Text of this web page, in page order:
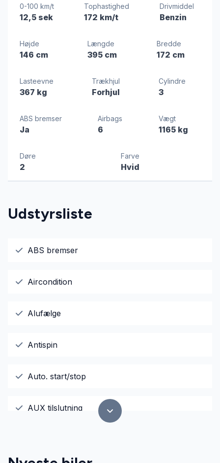
0-100 km/t
12,5 sek
Tophastighed
172 km/t
Drivmiddel
Benzin
Højde
146 cm
Længde
395 cm
Bredde
172 cm
Lasteevne
367 kg
Trækhjul
Forhjul
Cylindre
3
ABS bremser
Ja
Airbags
6
Vægt
1165 kg
Døre
2
Farve
Hvid
Udstyrsliste
ABS bremser
Aircondition
Alufælge
Antispin
Auto. start/stop
AUX tilslutning